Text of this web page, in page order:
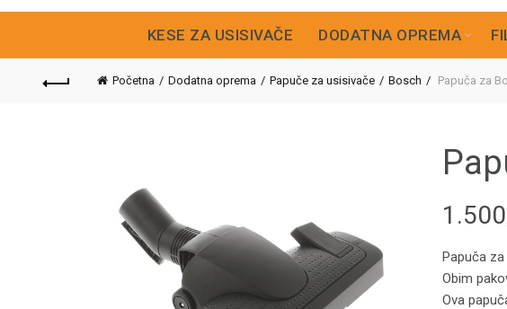
KESE ZA USISIVAČE DODATNA OPREMA
Početna Dodatna oprema Papuče za usisivače Bosch Papuča za
Papuča
Obim
Ova